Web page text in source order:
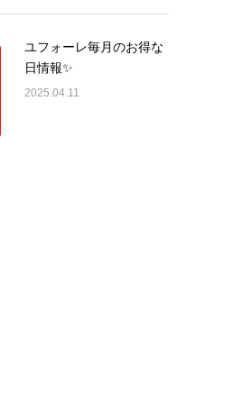
ユフォーレ毎月のお得な
日情報✨
2025.04.11